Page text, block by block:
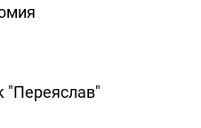
"Переяслав"